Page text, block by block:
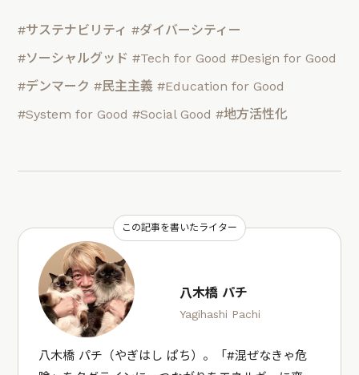
#サステナビリティ #ダイバーシティー
#ソーシャルグッド #Tech for Good #Design for Good
#デンマーク #民主主義 #Education for Good
#System for Good #Social Good #地方活性化
この記事を書いたライター
八木橋 パチ
Yagihashi Pachi
八木橋 パチ（やぎはし ぱち）。「#混ぜなきゃ危